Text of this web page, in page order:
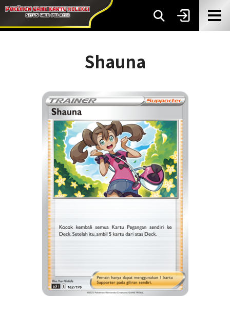
Shauna